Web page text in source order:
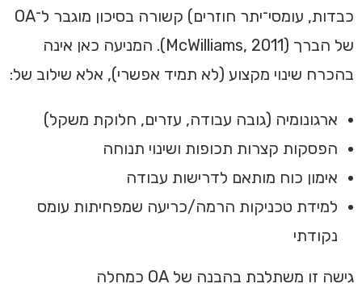
כבדות, עומסי־יתר חוזרים) קשורה בסיכון מוגבר ל־OA
של הברך (McWilliams, 2011). המניעה כאן אינה
בהכרח שינוי מקצוע (לא תמיד אפשרי), אלא שילוב של:
ארגונומיה (גובה עבודה, עזרים, חלוקת משקל)
הפסקות קצרות תכופות ושינוי תנוחה
אימון כוח מותאם לדרישות עבודה
למידת טכניקות הרמה/כריעה שמפחיתות עומס
נקודתי
גישה זו משתלבת בהבנה של OA כמחלה